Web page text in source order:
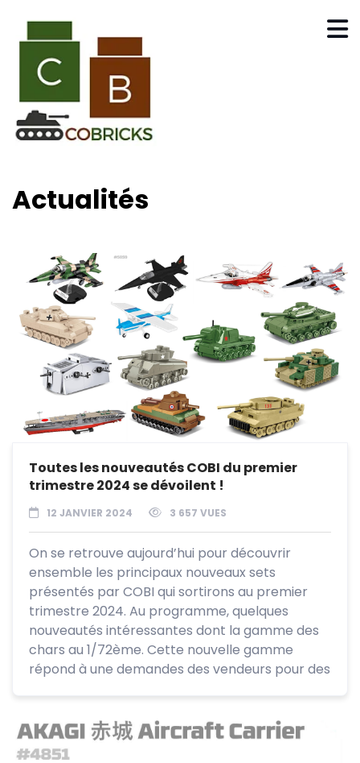
Actualités
Toutes les nouveautés COBI du premier
trimestre 2024 se dévoilent !
12 JANVIER 2024 3 657 VUES
On se retrouve aujourd’hui pour découvrir
ensemble les principaux nouveaux sets
présentés par COBI qui sortirons au premier
trimestre 2024. Au programme, quelques
nouveautés intéressantes dont la gamme des
chars au 1/72ème. Cette nouvelle gamme
répond à une demandes des vendeurs pour des